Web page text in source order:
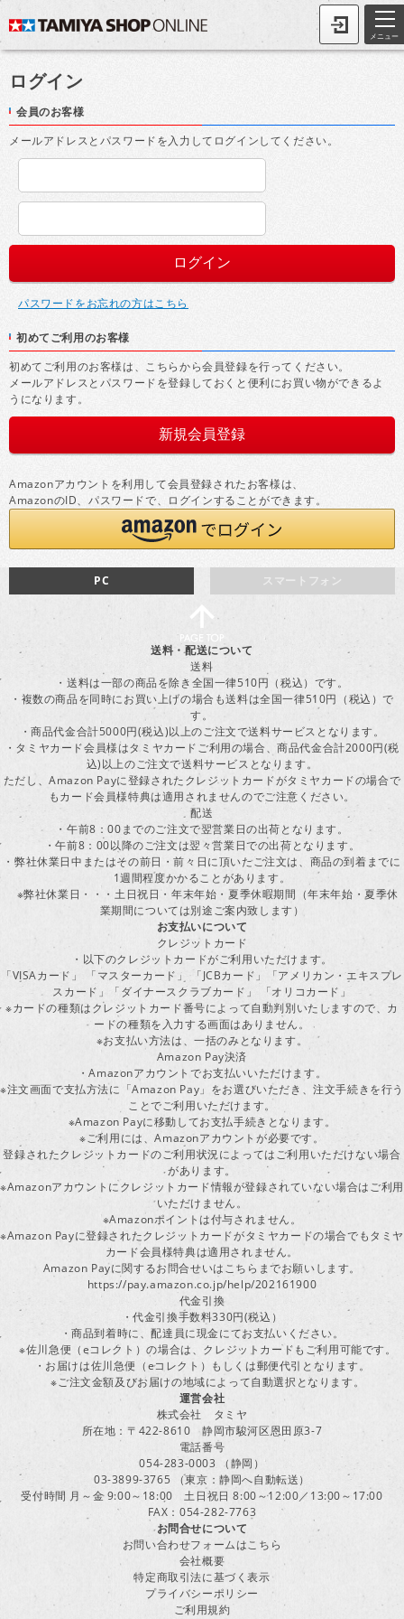
メニュー
ログイン
会員のお客様
メールアドレスとパスワードを入力してログインしてください。
パスワードをお忘れの方はこちら
初めてご利用のお客様
初めてご利用のお客様は、こちらから会員登録を行ってください。
メールアドレスとパスワードを登録しておくと便利にお買い物ができるよ
うになります。
Amazonアカウントを利用して会員登録されたお客様は、
AmazonのID、パスワードで、ログインすることができます。
スマートフォン
PC
送料・配送について
送料
・送料は一部の商品を除き全国一律510円（税込）です。
・複数の商品を同時にお買い上げの場合も送料は全国一律510円（税込）で
す。
・商品代金合計5000円(税込)以上のご注文で送料サービスとなります。
・タミヤカード会員様はタミヤカードご利用の場合、商品代金合計2000円(税
込)以上のご注文で送料サービスとなります。
ただし、Amazon Payに登録されたクレジットカードがタミヤカードの場合で
もカード会員様特典は適用されませんのでご注意ください。
配送
・午前8：00までのご注文で翌営業日の出荷となります。
・午前8：00以降のご注文は翌々営業日での出荷となります。
・弊社休業日中またはその前日・前々日に頂いたご注文は、商品の到着までに
1週間程度かかることがあります。
※弊社休業日・・・土日祝日・年末年始・夏季休暇期間（年末年始・夏季休
業期間については別途ご案内致します）
お支払いについて
クレジットカード
・以下のクレジットカードがご利用いただけます。
「VISAカード」 「マスターカード」 「JCBカード」「アメリカン・エキスプレ
スカード」「ダイナースクラブカード」 「オリコカード」
※カードの種類はクレジットカード番号によって自動判別いたしますので、カ
ードの種類を入力する画面はありません。
※お支払い方法は、一括のみとなります。
Amazon Pay決済
・Amazonアカウントでお支払いいただけます。
※注文画面で支払方法に「Amazon Pay」をお選びいただき、注文手続きを行う
ことでご利用いただけます。
※Amazon Payに移動してお支払手続きとなります。
※ご利用には、Amazonアカウントが必要です。
登録されたクレジットカードのご利用状況によってはご利用いただけない場合
があります。
※Amazonアカウントにクレジットカード情報が登録されていない場合はご利用
いただけません。
※Amazonポイントは付与されません。
※Amazon Payに登録されたクレジットカードがタミヤカードの場合でもタミヤ
カード会員様特典は適用されません。
Amazon Payに関するお問合せいはこちらまでお願いします。
https://pay.amazon.co.jp/help/202161900
代金引換
・代金引換手数料330円(税込）
・商品到着時に、配達員に現金にてお支払いください。
※佐川急便（eコレクト）の場合は、クレジットカードもご利用可能です。
・お届けは佐川急便（eコレクト）もしくは郵便代引となります。
※ご注文金額及びお届けの地域によって自動選択となります。
運営会社
株式会社 タミヤ
所在地：〒422-8610 静岡市駿河区恩田原3-7
電話番号
054-283-0003 （静岡）
03-3899-3765 （東京：静岡へ自動転送）
受付時間 月～金 9:00～18:00 土日祝日 8:00～12:00／13:00～17:00
FAX：054-282-7763
お問合せについて
お問い合わせフォームはこちら
会社概要
特定商取引法に基づく表示
プライバシーポリシー
ご利用規約